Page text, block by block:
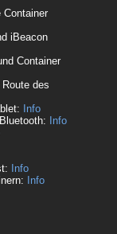
Container
iBeacon
Container
des
Info
Info
Info
Info